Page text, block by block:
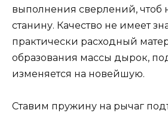
выполнения сверлений, чтоб
станину. Качество не имеет
практически расходный
образования массы дырок,
изменяется на новейшую.
Ставим пружину на рычаг